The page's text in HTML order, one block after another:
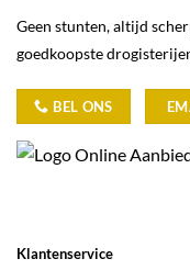
Geen stunten, altijd
goedkoopste
BEL ONS
Klantenservice